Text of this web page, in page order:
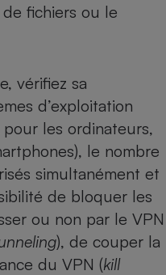
fichiers ou le
vérifiez sa
d’exploitation
les ordinateurs,
le nombre
simultanément et
de bloquer les
ou non par le VPN
), de couper la
du VPN (kill